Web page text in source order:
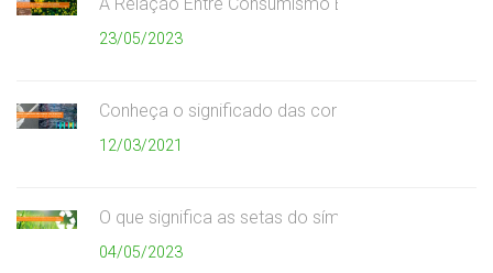
A Relação Entre Consumismo Exagerado e Meio
23/05/2023
Conheça o significado das cores da coleta
12/03/2021
O que significa as setas do símbolo da reciclagem
04/05/2023